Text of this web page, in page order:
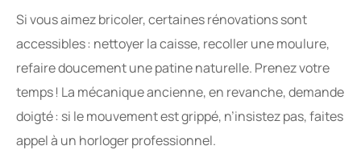
Si vous aimez bricoler, certaines rénovations sont
accessibles : nettoyer la caisse, recoller une moulure,
refaire doucement une patine naturelle. Prenez votre
temps ! La mécanique ancienne, en revanche, demande
doigté : si le mouvement est grippé, n’insistez pas, faites
appel à un horloger professionnel.